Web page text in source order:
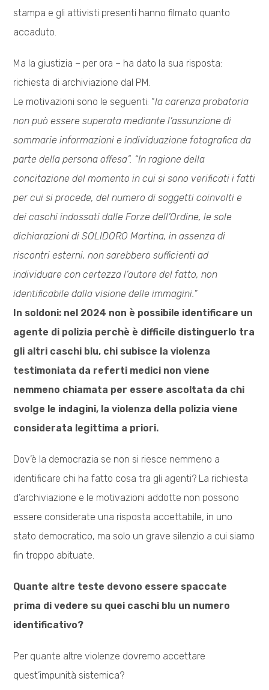
stampa e gli attivisti presenti hanno filmato quanto
accaduto.
Ma la giustizia – per ora – ha dato la sua risposta:
richiesta di archiviazione dal PM.
Le motivazioni sono le seguenti: “la carenza probatoria
non può essere superata mediante l’assunzione di
sommarie informazioni e individuazione fotografica da
parte della persona offesa”. “In ragione della
concitazione del momento in cui si sono verificati i fatti
per cui si procede, del numero di soggetti coinvolti e
dei caschi indossati dalle Forze dell’Ordine, le sole
dichiarazioni di SOLIDORO Martina, in assenza di
riscontri esterni, non sarebbero sufficienti ad
individuare con certezza l’autore del fatto, non
identificabile dalla visione delle immagini. ”
In soldoni: nel 2024 non è possibile identificare un
agente di polizia perchè è difficile distinguerlo tra
gli altri caschi blu, chi subisce la violenza
testimoniata da referti medici non viene
nemmeno chiamata per essere ascoltata da chi
svolge le indagini, la violenza della polizia viene
considerata legittima a priori.
Dov’è la democrazia se non si riesce nemmeno a
identificare chi ha fatto cosa tra gli agenti? La richiesta
d’archiviazione e le motivazioni addotte non possono
essere considerate una risposta accettabile, in uno
stato democratico, ma solo un grave silenzio a cui siamo
fin troppo abituate.
Quante altre teste devono essere spaccate
prima di vedere su quei caschi blu un numero
identificativo?
Per quante altre violenze dovremo accettare
quest’impunità sistemica?